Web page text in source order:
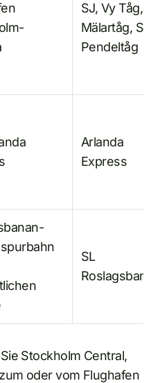
SJ, Vy Tåg,
Mälartåg, SL
Pendeltåg
Arlanda
Express
SL
Roslagsbanan
Stockholm Central,
oder vom Flughafen